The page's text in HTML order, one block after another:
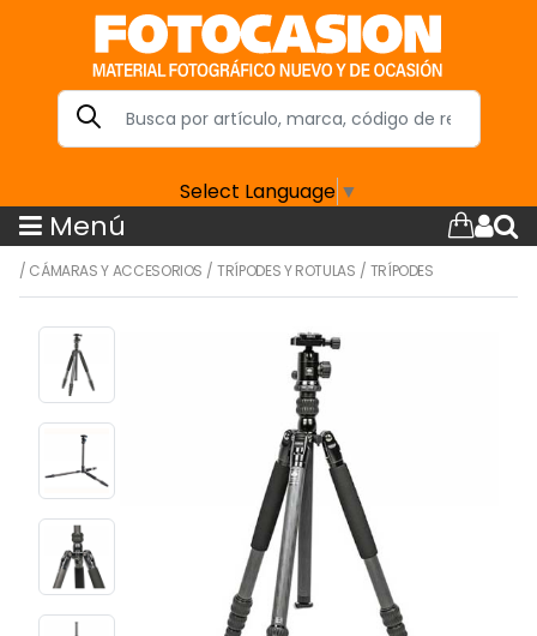
Select Language ▼
Menú
/ CÁMARAS Y ACCESORIOS /TRÍPODES Y ROTULAS / TRÍPODES